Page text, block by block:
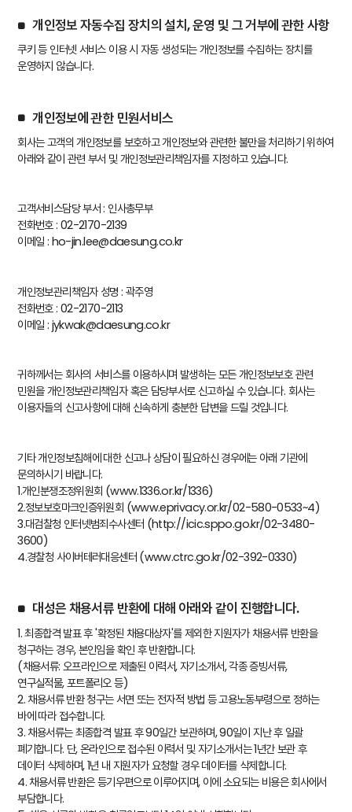
개인정보 자동수집 장치의 설치, 운영 및 그 거부에 관한 사항
쿠키 등 인터넷 서비스 이용 시 자동 생성되는 개인정보를 수집하는 장치를
운영하지 않습니다.
개인정보에 관한 민원서비스
회사는 고객의 개인정보를 보호하고 개인정보와 관련한 불만을 처리하기 위하여
아래와 같이 관련 부서 및 개인정보관리책임자를 지정하고 있습니다.
고객서비스담당 부서 : 인사총무부
전화번호 : 02-2170-2139
이메일 : ho-jin.lee@daesung.co.kr
개인정보관리책임자 성명 : 곽주영
전화번호 : 02-2170-2113
이메일 : jykwak@daesung.co.kr
귀하께서는 회사의 서비스를 이용하시며 발생하는 모든 개인정보보호 관련
민원을 개인정보관리책임자 혹은 담당부서로 신고하실 수 있습니다. 회사는
이용자들의 신고사항에 대해 신속하게 충분한 답변을 드릴 것입니다.
기타 개인정보침해에 대한 신고나 상담이 필요하신 경우에는 아래 기관에
문의하시기 바랍니다.
1.개인분쟁조정위원회 (www.1336.or.kr/1336)
2.정보보호마크인증위원회 (www.eprivacy.or.kr/02-580-0533~4)
3.대검찰청 인터넷범죄수사센터 (http://icic.sppo.go.kr/02-3480-
3600)
4.경찰청 사이버테러대응센터 (www.ctrc.go.kr/02-392-0330)
대성은 채용서류 반환에 대해 아래와 같이 진행합니다.
1. 최종합격 발표 후'확정된 채용대상자'를제외한 지원자가 채용서류 반환을
청구하는 경우, 본인임을 확인 후 반환합니다.
(채용서류: 오프라인으로 제출된 이력서, 자기소개서, 각종 증빙서류,
연구실적물, 포트폴리오 등)
2. 채용서류 반환 청구는 서면 또는 전자적 방법 등 고용노동부령으로 정하는
바에 따라 접수합니다.
3. 채용서류는 최종합격 발표 후 90일간 보관하며, 90일이 지난 후 일괄
폐기합니다. 단, 온라인으로 접수된 이력서 및 자기소개서는 1년간 보관 후
데이터 삭제하며, 1년 내 지원자가 요청할 경우 데이터를 삭제합니다.
4. 채용서류 반환은 등기우편으로 이루어지며, 이에 소요되는 비용은 회사에서
부담합니다.